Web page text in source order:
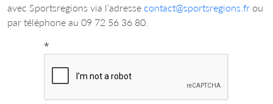
avec Sportsregions via l’adresse contact@sportsregions.fr ou
par téléphone au 09 72 56 36 80.
*